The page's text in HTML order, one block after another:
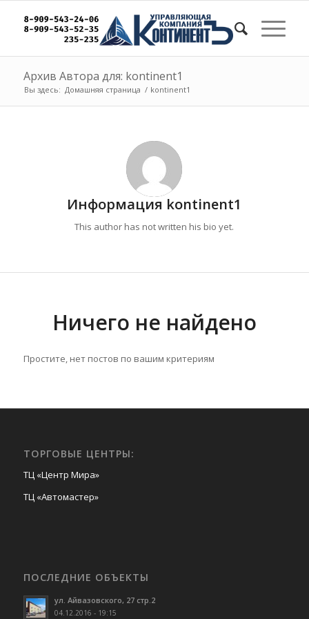
Архив Автора для: kontinent1
Вы здесь: Домашняя страница / kontinent1
Информация kontinent1
This author has not written his bio yet.
Ничего не найдено
Простите, нет постов по вашим критериям
ТОРГОВЫЕ ЦЕНТРЫ:
ТЦ «Центр Мира»
ТЦ «Автомастер»
ПОСЛЕДНИЕ ОБЪЕКТЫ
ул. Айвазовского, 27 стр.2
04.12.2016 - 19:15